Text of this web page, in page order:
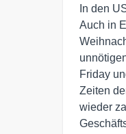
In den
Auch in
Friday
Zeiten
wieder